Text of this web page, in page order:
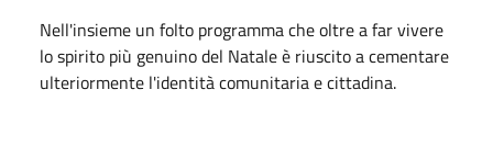
Nell'insieme un folto programma che oltre a far vivere
lo spirito più genuino del Natale è riuscito a cementare
ulteriormente l'identità comunitaria e cittadina.